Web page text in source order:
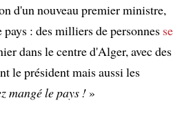
d'un nouveau premier ministre,
: des milliers de personnes se
dans le centre d'Alger, avec des
le président mais aussi les
mangé le pays ! »